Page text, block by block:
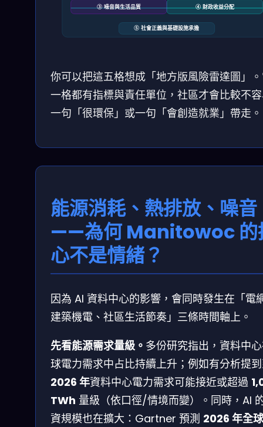
③ 噪音與生活品質 ④ 財政收益分配
⑤ 社會正義與基礎設施承擔
你可以把這五格想成「地方版風險雷達圖」
一格都有指標與責任單位，社區才會比較不
一句「很環保」或一句「會創造就業」帶走。
能源消耗、熱排放、噪音
——為何 Manitowoc 的
心不是情緒？
因為 AI 資料中心的影響，會同時發生在「電
建築機電、社區生活節奏」三條時間軸上。
先看能源需求量級。 多份研究指出，資料中
球電力需求中占比持續上升；例如有分析提
2026 年資料中心電力需求可能接近或超過
TWh 量級（依口徑/情境而變）。同時，AI
資規模也在擴大：Gartner 預測 2026 年全